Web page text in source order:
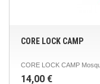
CORE LOCK CAMP
CORE LOCK CAMP
14,00 €